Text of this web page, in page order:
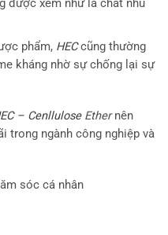
được xem như là chất nhũ
phẩm, HEC cũng thường
kháng nhờ sự chống lại sự
– Cenllulose Ethernên
trong ngành công nghiệp và
sóc cá nhân